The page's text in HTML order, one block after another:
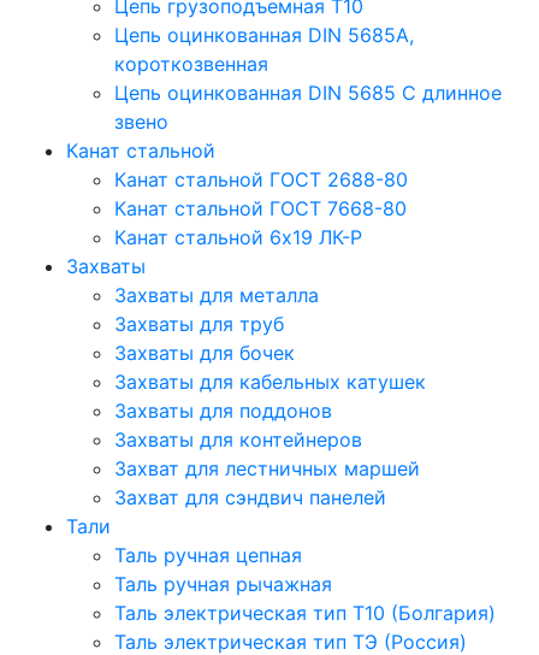
Цепь грузоподъемная Т10
Цепь оцинкованная DIN 5685A,
короткозвенная
Цепь оцинкованная DIN 5685 С длинное
звено
Канат стальной
Канат стальной ГОСТ 2688-80
Канат стальной ГОСТ 7668-80
Канат стальной 6x19 ЛК-Р
Захваты
Захваты для металла
Захваты для труб
Захваты для бочек
Захваты для кабельных катушек
Захваты для поддонов
Захваты для контейнеров
Захват для лестничных маршей
Захват для сэндвич панелей
Тали
Таль ручная цепная
Таль ручная рычажная
Таль электрическая тип Т10 (Болгария)
Таль электрическая тип ТЭ (Россия)